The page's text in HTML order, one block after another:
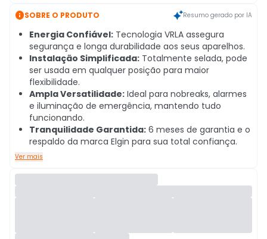
SOBRE O PRODUTO Resumo gerado por IA
Energia Confiável: Tecnologia VRLA assegura
segurança e longa durabilidade aos seus aparelhos.
Instalação Simplificada: Totalmente selada, pode
ser usada em qualquer posição para maior
flexibilidade.
Ampla Versatilidade: Ideal para nobreaks, alarmes
e iluminação de emergência, mantendo tudo
funcionando.
Tranquilidade Garantida: 6 meses de garantia e o
respaldo da marca Elgin para sua total confiança.
Ver mais